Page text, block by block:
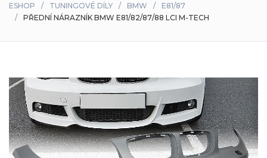
ESHOP TUNINGOVÉ DÍLY BMW
E81/87
PŘEDNÍ NÁRAZNÍK BMW E81/82/87/88 LCI M-TECH